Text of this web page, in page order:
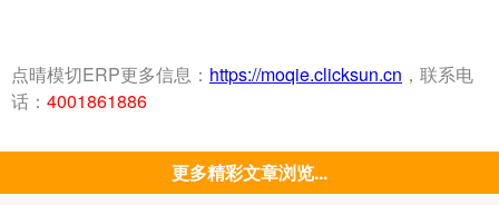
点晴模切ERP更多信息： https://moqie.clicksun.cn ，联系电
话： 4001861886
更多精彩文章浏览...